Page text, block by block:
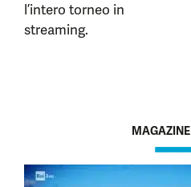
l’intero torneo in
streaming.
MAGAZINE